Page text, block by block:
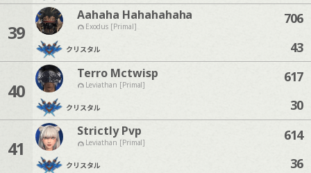
39
Aahaha Hahahahaha
Exodus [Primal]
クリスタル
706
43
40
Terro Mctwisp
Leviathan [Primal]
クリスタル
617
30
41
Strictly Pvp
Leviathan [Primal]
クリスタル
614
36